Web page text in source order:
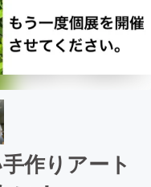
作りアート